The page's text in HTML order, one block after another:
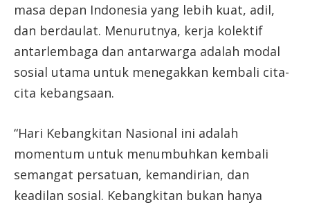
masa depan Indonesia yang lebih kuat, adil,
dan berdaulat. Menurutnya, kerja kolektif
antarlembaga dan antarwarga adalah modal
sosial utama untuk menegakkan kembali cita-
cita kebangsaan.
“Hari Kebangkitan Nasional ini adalah
momentum untuk menumbuhkan kembali
semangat persatuan, kemandirian, dan
keadilan sosial. Kebangkitan bukan hanya